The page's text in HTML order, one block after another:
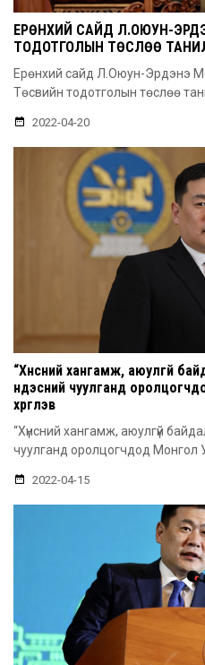
ЕРӨНХИЙ САЙД Л.ОЮУН-
ТОДОТГОЛЫН ТӨСЛӨӨ
Ерөнхий сайд Л.Оюун-Эрдэнэ
Төсвийн тодотголын төслөө
2022-04-20
“Хүнсний хангамж, аюулгүй
үндэсний чуулганд
хүргүүлэв
“Хүнсний хангамж, аюулгүй
чуулганд оролцогчдод Монгол
2022-04-15